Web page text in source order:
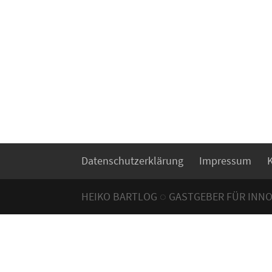
Datenschutzerklärung Impressum
HEIKO BARTLOG ◌ GASTGEBER FÜR